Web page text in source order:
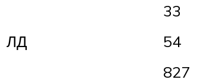
33
ЛД
54
827